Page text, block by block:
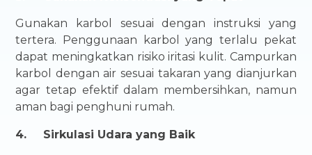
Gunakan karbol sesuai dengan instruksi yang
tertera. Penggunaan karbol yang terlalu pekat
dapat meningkatkan risiko iritasi kulit. Campurkan
karbol dengan air sesuai takaran yang dianjurkan
agar tetap efektif dalam membersihkan, namun
aman bagi penghuni rumah.
4. Sirkulasi Udara yang Baik